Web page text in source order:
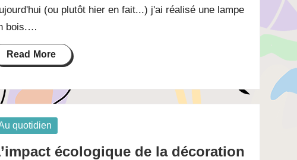
(ou plutôt hier en fait...) j'ai réalisé une lampe
bois.…
Read More
quotidien
écologique de la décoration